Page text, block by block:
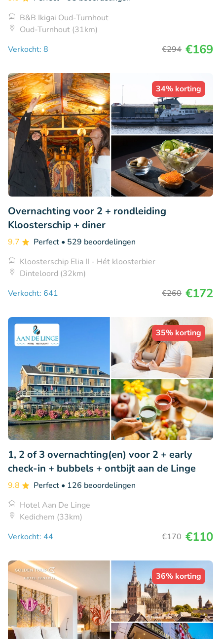
B&B Ikigai Oud-Turnhout
Oud-Turnhout (31km)
Verkocht: 8
€294 €169
34% korting
Overnachting voor 2 + rondleiding
Kloosterschip + diner
9.7 Perfect • 529 beoordelingen
Kloosterschip Elia II - Hét kloosterbier
Dinteloord (32km)
Verkocht: 641
€260 €172
35% korting
1, 2 of 3 overnachting(en) voor 2 + early
check-in + bubbels + ontbijt aan de Linge
9.8 Perfect • 126 beoordelingen
Hotel Aan De Linge
Kedichem (33km)
Verkocht: 44
€170 €110
36% korting